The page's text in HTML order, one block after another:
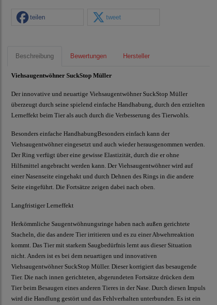
teilen tweet
Beschreibung Bewertungen Hersteller
Viehsaugentwöhner SuckStop Müller
Der innovative und neuartige Viehsaugentwöhner SuckStop Müller
überzeugt durch seine spielend einfache Handhabung, durch den erzielten
Lerneffekt beim Tier als auch durch die Verbesserung des Tierwohls.
Besonders einfache HandhabungBesonders einfach kann der
Viehsaugentwöhner eingesetzt und auch wieder herausgenommen werden.
Der Ring verfügt über eine gewisse Elastizität, durch die er ohne
Hilfsmittel angebracht werden kann. Der Viehsaugentwöhner wird auf
einer Nasenseite eingehakt und durch Dehnen des Rings in die andere
Seite eingeführt. Die Fortsätze zeigen dabei nach oben.
Langfristiger Lerneffekt
Herkömmliche Saugentwöhnungsringe haben nach außen gerichtete
Stacheln, die das andere Tier irritieren und es zu einer Abwehrreaktion
kommt. Das Tier mit starkem Saugbedürfnis lernt aus dieser Situation
nicht. Anders ist es bei dem neuartigen und innovativen
Viehsaugentwöhner SuckStop Müller. Dieser korrigiert das besaugende
Tier. Die nach innen gerichteten, abgerundeten Fortsätze drücken dem
Tier beim Besaugen eines anderen Tieres in der Nase. Durch diesen Impuls
wird die Handlung gestört und das Fehlverhalten unterbunden. Es ist ein